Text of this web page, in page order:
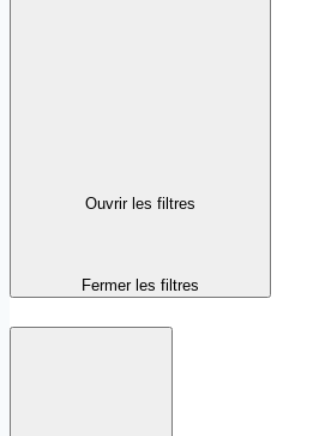
Ouvrir les filtres
Fermer les filtres